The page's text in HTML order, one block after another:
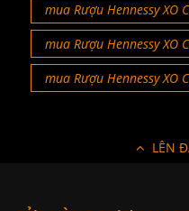
mua Rượu Hennessy XO
mua Rượu Hennessy XO
mua Rượu Hennessy XO
LÊN